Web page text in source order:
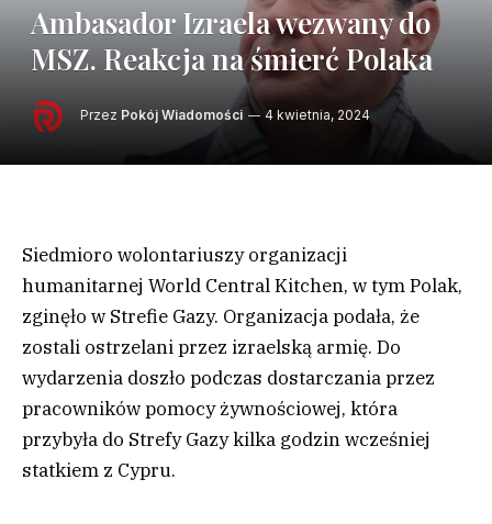
Ambasador Izraela wezwany do
MSZ. Reakcja na śmierć Polaka
Przez Pokój Wiadomości 4 kwietnia, 2024
Siedmioro wolontariuszy organizacji
humanitarnej World Central Kitchen, w tym Polak,
zginęło w Strefie Gazy. Organizacja podała, że
zostali ostrzelani przez izraelską armię. Do
wydarzenia doszło podczas dostarczania przez
pracowników pomocy żywnościowej, która
przybyła do Strefy Gazy kilka godzin wcześniej
statkiem z Cypru.